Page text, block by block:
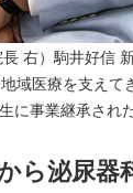
右）駒井好信
域医療を支えて
に事業継承され
ら泌尿器